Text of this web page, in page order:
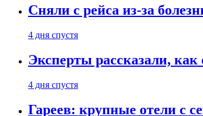
Сняли с рейса из-за
4 дня спустя
Эксперты рассказали,
4 дня спустя
Гареев: крупные отели с